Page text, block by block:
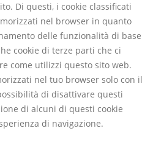
Di questi, i cookie classificati
nel browser in quanto
delle funzionalità di base
cookie di terze parti che ci
come utilizzi questo sito web.
nel tuo browser solo con il
di disattivare questi
di alcuni di questi cookie
di navigazione.